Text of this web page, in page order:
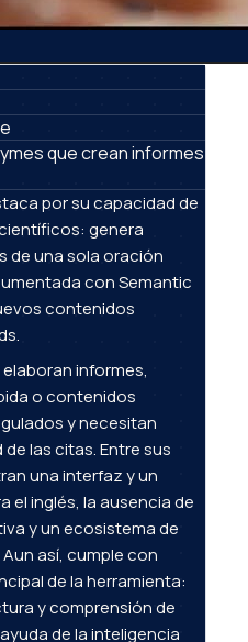
que crean informes
por su capacidad de
genera
de una sola oración
con Semantic
contenidos
informes,
o contenidos
y necesitan
las citas. Entre sus
una interfaz y un
el inglés, la ausencia de
y un ecosistema de
así, cumple con
de la herramienta:
y comprensión de
de la inteligencia